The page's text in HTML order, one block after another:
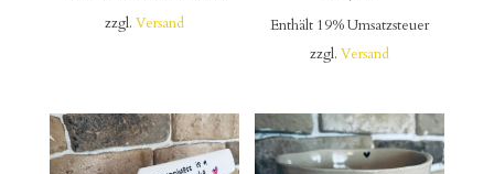
zzgl. Versand
Enthält 19% Umsatzsteuer
zzgl.Versand